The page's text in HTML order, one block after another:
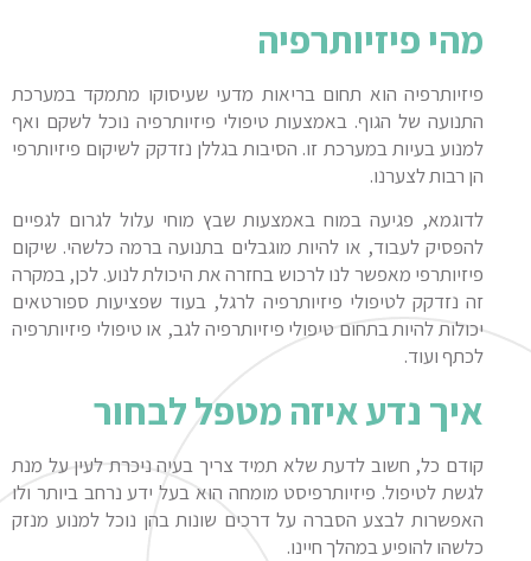
מהי פיזיותרפיה
פיזיותרפיה הוא תחום בריאות מדעי שעיסוקו מתמקד במערכת
התנועה של הגוף. באמצעות טיפולי פיזיותרפיה נוכל לשקם ואף
למנוע בעיות במערכת זו. הסיבות בגללן נזדקק לשיקום פיזיותרפי
הן רבות לצערנו.
לדוגמא, פגיעה במוח באמצעות שבץ מוחי עלול לגרום לגפיים
להפסיק לעבוד, או להיות מוגבלים בתנועה ברמה כלשהי. שיקום
פיזיותרפי מאפשר לנו לרכוש בחזרה את היכולת לנוע. לכן, במקרה
זה נזדקק לטיפולי פיזיותרפיה לרגל, בעוד שפציעות ספורטאים
יכולות להיות בתחום טיפולי פיזיותרפיה לגב, או טיפולי פיזיותרפיה
לכתף ועוד.
איך נדע איזה מטפל לבחור
קודם כל, חשוב לדעת שלא תמיד צריך בעיה ניכרת לעין על מנת
לגשת לטיפול. פיזיותרפיסט מומחה הוא בעל ידע נרחב ביותר ולו
האפשרות לבצע הסברה על דרכים שונות בהן נוכל למנוע מנזק
כלשהו להופיע במהלך חיינו.